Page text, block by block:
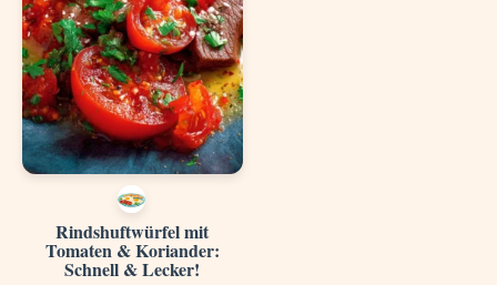
Rindshuftwürfel mit
Tomaten & Koriander:
Schnell & Lecker!